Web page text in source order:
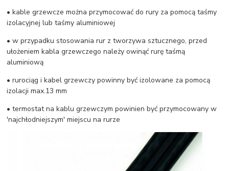
• kable grzewcze można przymocować do rury za pomocą taśmy
izolacyjnej lub taśmy aluminiowej
• w przypadku stosowania rur z tworzywa sztucznego, przed
ułożeniem kabla grzewczego należy owinąć rurę taśmą
aluminiową
• rurociąg i kabel grzewczy powinny być izolowane za pomocą
izolacji max.13 mm
• termostat na kablu grzewczym powinien być przymocowany w
'najchłodniejszym' miejscu na rurze